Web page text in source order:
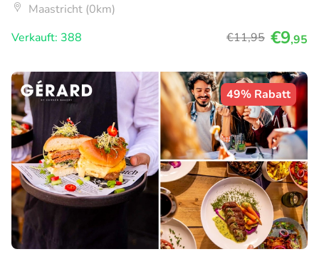
Maastricht (0km)
Verkauft: 388
€11,95 €9,95
49% Rabatt